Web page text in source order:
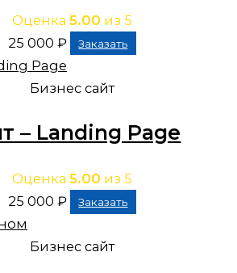
Оценка 5.00 из 5
25 000₽ Заказать
Бизнес сайт
– Landing Page
Оценка 5.00 из 5
25 000₽ Заказать
Бизнес сайт